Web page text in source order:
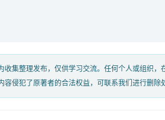
收集整理发布，仅供学习交流。任何个人或组织
容侵犯了原著者的合法权益，可联系我们进行删除